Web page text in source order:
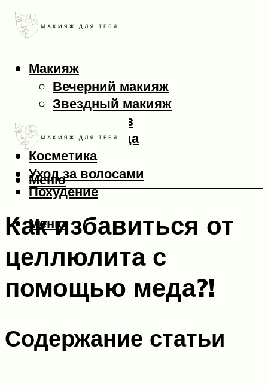
Макияж
Вечерний макияж
Звездный макияж
Макияж глаз
Макияж лица
Косметика
Уход за волосами
Похудение
Меню
Меню
Как избавиться от
целлюлита с
помощью меда?!
Содержание статьи